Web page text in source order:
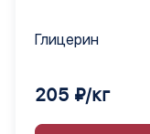
Глицерин
205 ₽/кг